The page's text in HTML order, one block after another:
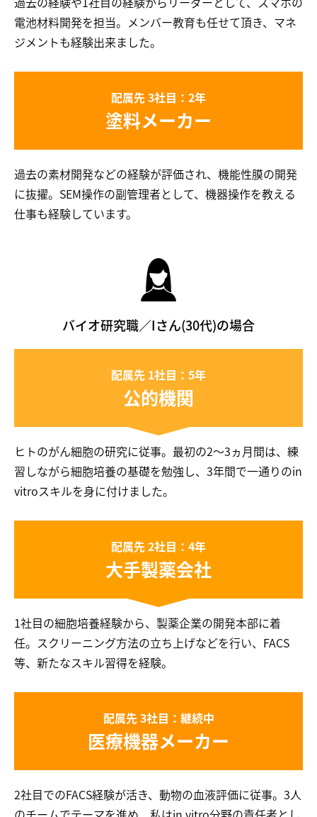
電池材料開発を担当。メンバー教育も任せて頂き、マネ
ジメントも経験出来ました。
配属先 3社目：2年
塗料メーカー
過去の素材開発などの経験が評価され、機能性膜の開発
に抜擢。SEM操作の副管理者として、機器操作を教える
仕事も経験しています。
バイオ研究職／Iさん(30代)の場合
配属先 1社目：5年
公的機関
ヒトのがん細胞の研究に従事。最初の2～3ヵ月間は、練
習しながら細胞培養の基礎を勉強し、3年間で一通りのin
vitroスキルを身に付けました。
配属先 2社目：4年
大手製薬会社
1社目の細胞培養経験から、製薬企業の開発本部に着
任。スクリーニング方法の立ち上げなどを行い、FACS
等、新たなスキル習得を経験。
配属先 3社目：継続中
医療機器メーカー
2社目でのFACS経験が活き、動物の血液評価に従事。3人